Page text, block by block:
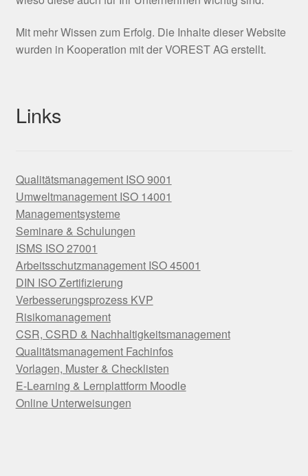
Mit mehr Wissen zum Erfolg. Die Inhalte dieser Website
wurden in Kooperation mit der VOREST AG erstellt.
Links
Qualitätsmanagement ISO 9001
Umweltmanagement ISO 14001
Managementsysteme
Seminare & Schulungen
ISMS ISO 27001
Arbeitsschutzmanagement ISO 45001
DIN ISO Zertifizierung
Verbesserungsprozess KVP
Risikomanagement
CSR, CSRD & Nachhaltigkeitsmanagement
Qualitätsmanagement Fachinfos
Vorlagen, Muster & Checklisten
E-Learning & Lernplattform Moodle
Online Unterweisungen